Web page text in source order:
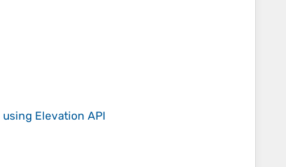
using Elevation API